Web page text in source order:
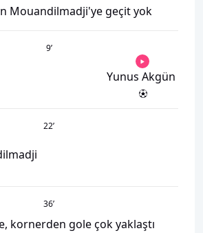
Mouandilmadji'ye geçit yok
9’
Yunus Akgün
22’
36’
kornerden gole çok yaklaştı